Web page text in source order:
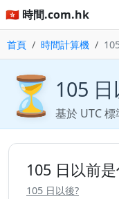
🇭🇰 時間.com.hk
首頁 時間計算機
⏳ 105
基於 UTC 標
105 日以前
105 日以後?